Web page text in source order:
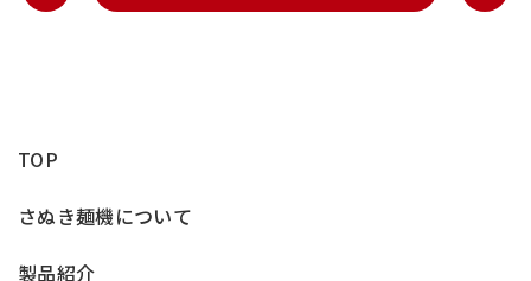
TOP
さぬき麺機について
製品紹介